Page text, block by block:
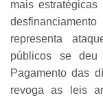
mais
representa
públicos se
Pagamento das
revoga as leis